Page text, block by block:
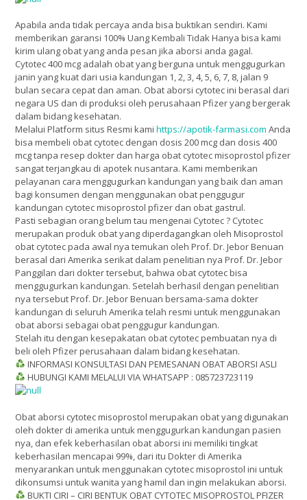
Apabila anda tidak percaya anda bisa buktikan sendiri. Kami
memberikan garansi 100% Uang Kembali Tidak Hanya bisa kami
kirim ulang obat yang anda pesan jika aborsi anda gagal.
Cytotec 400 mcg adalah obat yang berguna untuk menggugurkan
janin yang kuat dari usia kandungan 1, 2, 3, 4, 5, 6, 7, 8, jalan 9
bulan secara cepat dan aman. Obat aborsi cytotec ini berasal dari
negara US dan di produksi oleh perusahaan Pfizer yang bergerak
dalam bidang kesehatan.
Melalui Platform situs Resmi kami https://apotik-farmasi.com Anda
bisa membeli obat cytotec dengan dosis 200 mcg dan dosis 400
mcg tanpa resep dokter dan harga obat cytotec misoprostol pfizer
sangat terjangkau di apotek nusantara. Kami memberikan
pelayanan cara menggugurkan kandungan yang baik dan aman
bagi konsumen dengan menggunakan obat penggugur
kandungan cytotec misoprostol pfizer dan obat gastrul.
Pasti sebagian orang belum tau mengenai Cytotec ? Cytotec
merupakan produk obat yang diperdagangkan oleh Misoprostol
obat cytotec pada awal nya temukan oleh Prof. Dr. Jebor Benuan
berasal dari Amerika serikat dalam penelitian nya Prof. Dr. Jebor
Panggilan dari dokter tersebut, bahwa obat cytotec bisa
menggugurkan kandungan. Setelah berhasil dengan penelitian
nya tersebut Prof. Dr. Jebor Benuan bersama-sama dokter
kandungan di seluruh Amerika telah resmi untuk menggunakan
obat aborsi sebagai obat penggugur kandungan.
Stelah itu dengan kesepakatan obat cytotec pembuatan nya di
beli oleh Pfizer perusahaan dalam bidang kesehatan.
INFORMASI KONSULTASI DAN PEMESANAN OBAT ABORSI ASLI
HUBUNGI KAMI MELALUI VIA WHATSAPP : 085723723119
Obat aborsi cytotec misoprostol merupakan obat yang digunakan
oleh dokter di amerika untuk menggugurkan kandungan pasien
nya, dan efek keberhasilan obat aborsi ini memiliki tingkat
keberhasilan mencapai 99%, dari itu Dokter di Amerika
menyarankan untuk menggunakan cytotec misoprostol ini untuk
dikonsumsi untuk wanita yang hamil dan ingin melakukan aborsi.
BUKTI CIRI – CIRI BENTUK OBAT CYTOTEC MISOPROSTOL PFIZER